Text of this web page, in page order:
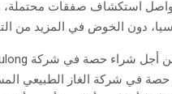
استكشاف صفقات محتملة،
دون الخوض في المزيد من